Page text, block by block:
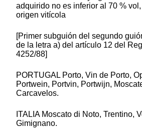
adquirido no es inferior al 70 %
origen vitícola
[Primer subguión del segundo
de la letra a) del artículo 12 del
4252/88]
PORTUGAL Porto, Vin de Porto,
Portwein, Portvin, Portwijn,
Carcavelos.
ITALIA Moscato di Noto, Trentino,
Gimignano.